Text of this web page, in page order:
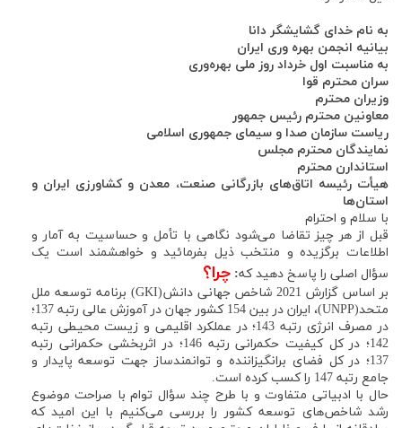
به نام خدای گشایشگر دانا
بیانیه انجمن بهره وری ایران
به مناسبت اول خرداد روز ملی بهره‌وری
سران محترم قوا
وزیران محترم
معاونین محترم رئیس جمهور
ریاست سازمان صدا و سیمای جمهوری اسلامی
نمایندگان محترم مجلس
استاندارن محترم
هیأت رئیسه اتاق‌های بازرگانی صنعت، معدن و کشاورزی ایران و
استان‌ها
با سلام و احترام
قبل از هر چیز تقاضا می‌شود نگاهی با تأمل و حساسیت به آمار و
اطلاعات برگزیده و منتخب ذیل بفرمائید و خواهشمند است یک
سؤال اصلی را پاسخ دهید که: چرا؟
بر اساس گزارش 2021 شاخص جهانی دانش(GKI) برنامه توسعه ملل
متحد(UNPP)، ایران در بین 154 کشور جهان در آموزش عالی رتبه 137؛
در مصرف انرژی رتبه 143؛ در عملکرد اقلیمی و زیست محیطی رتبه
142؛ در کل کیفیت حکمرانی رتبه 146؛ در اثربخشی حکمرانی رتبه
137؛ در کل فضای برانگیزاننده و توانمندساز جهت توسعه پایدار و
جامع رتبه 147 را کسب کرده است.
حال با ادبیاتی متفاوت و با طرح چند سؤال توام با صراحت موضوع
رشد شاخص‌های توسعه کشور را بررسی می‌کنیم با این امید که